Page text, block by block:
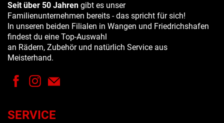
Seit über 50 Jahren gibt es unser
Familienunternehmen bereits - das spricht für sich!
In unseren beiden Filialen in Wangen und Friedrichshafen
findest du eine Top-Auswahl
an Rädern, Zubehör und natürlich Service aus
Meisterhand.
SERVICE